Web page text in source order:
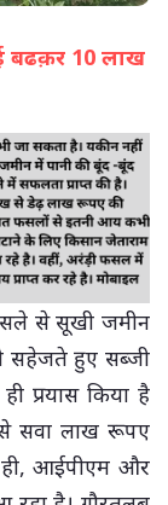
बढक़र 10 लाख
से सूखी जमीन
सहेजते हुए सब्जी
प्रयास किया है
से सवा लाख रूपए
ही, आईपीएम और